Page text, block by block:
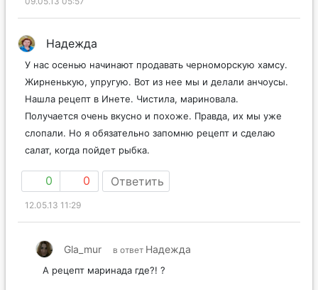
Надежда
У нас осенью начинают продавать черноморскую хамсу.
Жирненькую, упругую. Вот из нее мы и делали анчоусы.
Нашла рецепт в Инете. Чистила, мариновала.
Получается очень вкусно и похоже. Правда, их мы уже
слопали. Но я обязательно запомню рецепт и сделаю
салат, когда пойдет рыбка.
0 0 Ответить
12.05.13 11:29
Gla_mur в ответ Надежда
А рецепт маринада где?! ?